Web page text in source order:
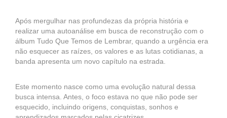
Após mergulhar nas profundezas da própria história e
realizar uma autoanálise em busca de reconstrução com o
álbum Tudo Que Temos de Lembrar, quando a urgência era
não esquecer as raízes, os valores e as lutas cotidianas, a
banda apresenta um novo capítulo na estrada.
Este momento nasce como uma evolução natural dessa
busca intensa. Antes, o foco estava no que não pode ser
esquecido, incluindo origens, conquistas, sonhos e